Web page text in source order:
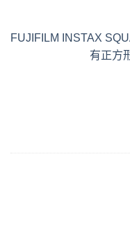
FUJIFILM INSTAX
有正方